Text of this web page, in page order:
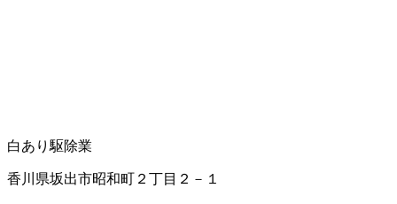
白あり駆除業
香川県坂出市昭和町２丁目２－１